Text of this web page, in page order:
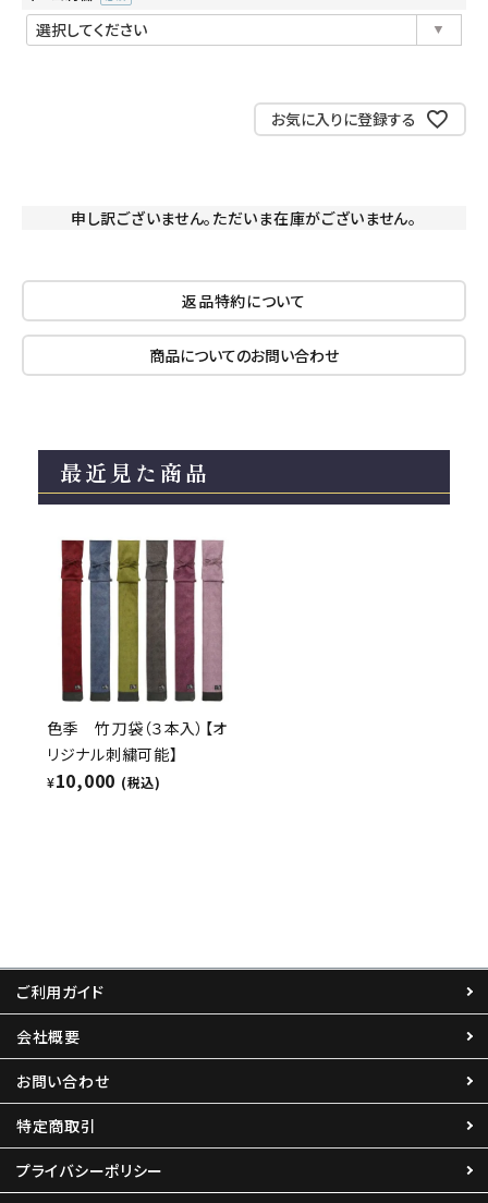
(必
須)
お気に入りに登録する
申し訳ございません。ただいま在庫がございません。
返品特約について
商品についてのお問い合わせ
最近見た商品
色季 竹刀袋（３本入）【オ
リジナル刺繍可能】
¥10,000 (税込)
ご利用ガイド
会社概要
お問い合わせ
特定商取引
プライバシーポリシー